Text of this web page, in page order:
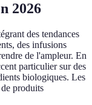
2026
des tendances
des infusions
de l'ampleur. En
particulier sur des
biologiques. Les
produits